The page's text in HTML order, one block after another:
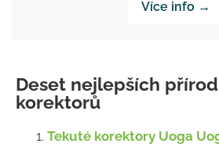
Více info →
Deset nejlepších
korektorů
Tekuté korektory Uoga